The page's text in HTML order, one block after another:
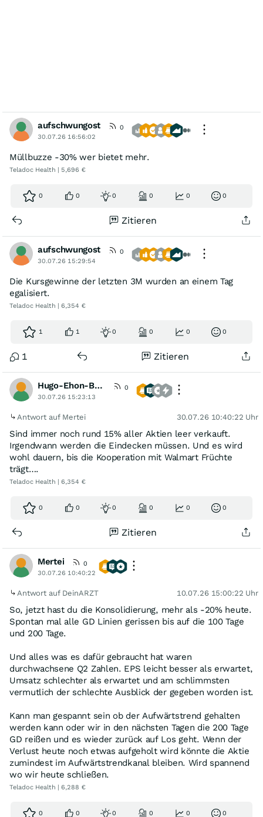
aufschwungost
0
30.07.26 16:56:02
Müllbuzze -30% wer bietet mehr.
Teladoc Health | 5,696 €
0 0 0 0 0 0
Zitieren
aufschwungost
0
30.07.26 15:29:54
Die Kursgewinne der letzten 3M wurden an einem Tag
egalisiert.
Teladoc Health | 6,354 €
1 1 0 0 0 0
1 Zitieren
Hugo-Ehon-Balder
0
30.07.26 15:23:13
Antwort auf Mertei 30.07.26 10:40:22 Uhr
Sind immer noch rund 15% aller Aktien leer verkauft.
Irgendwann werden die Eindecken müssen. Und es wird
wohl dauern, bis die Kooperation mit Walmart Früchte
trägt….
Teladoc Health | 6,354 €
0 0 0 0 0 0
Zitieren
Mertei
0
30.07.26 10:40:22
Antwort auf DeinARZT 10.07.26 15:00:22 Uhr
So, jetzt hast du die Konsolidierung, mehr als -20% heute.
Spontan mal alle GD Linien gerissen bis auf die 100 Tage
und 200 Tage.
Und alles was es dafür gebraucht hat waren
durchwachsene Q2 Zahlen. EPS leicht besser als erwartet,
Umsatz schlechter als erwartet und am schlimmsten
vermutlich der schlechte Ausblick der gegeben worden ist.
Kann man gespannt sein ob der Aufwärtstrend gehalten
werden kann oder wir in den nächsten Tagen die 200 Tage
GD reißen und es wieder zurück auf Los geht. Wenn der
Verlust heute noch etwas aufgeholt wird könnte die Aktie
zumindest im Aufwärtstrendkanal bleiben. Wird spannend
wo wir heute schließen.
Teladoc Health | 6,288 €
0 0 0 0 0 0